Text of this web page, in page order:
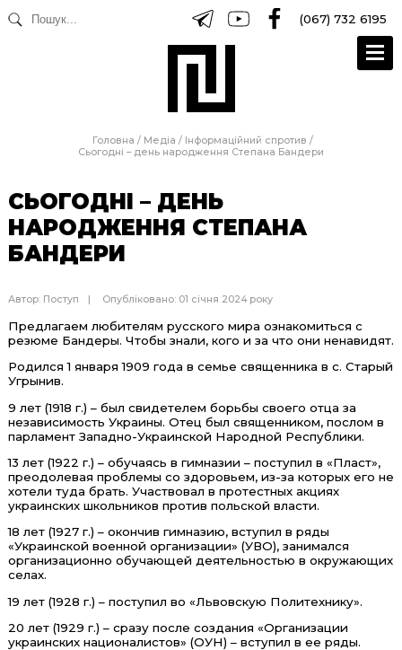
(067) 732 6195
Головна / Медіа / Інформаційний спротив /
Сьогодні – день народження Степана Бандери
СЬОГОДНІ – ДЕНЬ
НАРОДЖЕННЯ СТЕПАНА
БАНДЕРИ
Автор: Поступ Опубліковано: 01 січня 2024 року
Предлагаем любителям русского мира ознакомиться с
резюме Бандеры. Чтобы знали, кого и за что они ненавидят.
Родился 1 января 1909 года в семье священника в с. Старый
Угрынив.
9 лет (1918 г.) – был свидетелем борьбы своего отца за
независимость Украины. Отец был священником, послом в
парламент Западно-Украинской Народной Республики.
13 лет (1922 г.) – обучаясь в гимназии – поступил в «Пласт»,
преодолевая проблемы со здоровьем, из-за которых его не
хотели туда брать. Участвовал в протестных акциях
украинских школьников против польской власти.
18 лет (1927 г.) – окончив гимназию, вступил в ряды
«Украинской военной организации» (УВО), занимался
организационно обучающей деятельностью в окружающих
селах.
19 лет (1928 г.) – поступил во «Львовскую Политехнику».
20 лет (1929 г.) – сразу после создания «Организации
украинских националистов» (ОУН) – вступил в ее ряды.